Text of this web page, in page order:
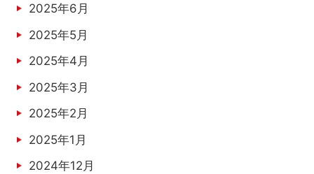
2025年6月
2025年5月
2025年4月
2025年3月
2025年2月
2025年1月
2024年12月